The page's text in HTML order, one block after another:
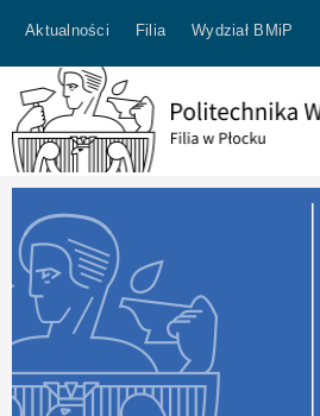
Aktualności Filia Wydział BMiP